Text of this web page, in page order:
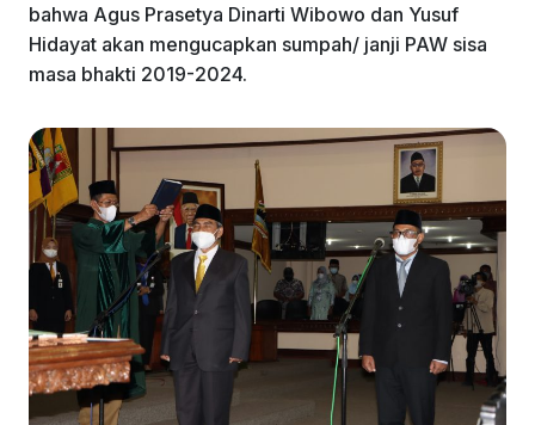
bahwa Agus Prasetya Dinarti Wibowo dan Yusuf
Hidayat akan mengucapkan sumpah/ janji PAW sisa
masa bhakti 2019-2024.